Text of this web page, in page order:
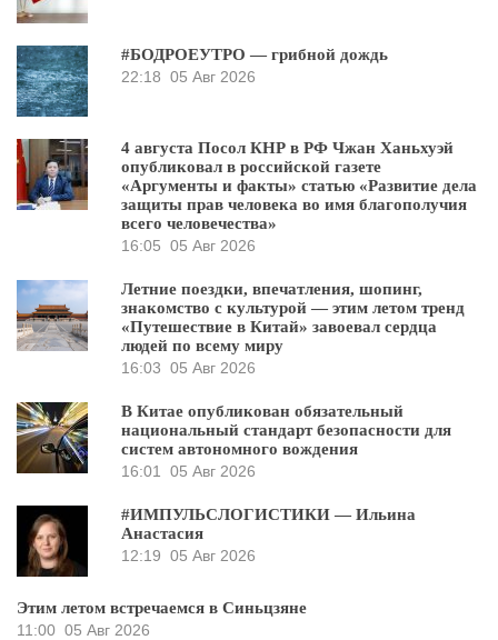
#БОДРОЕУТРО — грибной дождь
22:18 05 Авг 2026
4 августа Посол КНР в РФ Чжан Ханьхуэй
опубликовал в российской газете
«Аргументы и факты» статью «Развитие дела
защиты прав человека во имя благополучия
всего человечества»
16:05 05 Авг 2026
Летние поездки, впечатления, шопинг,
знакомство с культурой — этим летом тренд
«Путешествие в Китай» завоевал сердца
людей по всему миру
16:03 05 Авг 2026
В Китае опубликован обязательный
национальный стандарт безопасности для
систем автономного вождения
16:01
05 Авг 2026
#ИМПУЛЬСЛОГИСТИКИ — Ильина
Анастасия
12:19 05 Авг 2026
Этим летом встречаемся в Синьцзяне
11:00 05 Авг 2026